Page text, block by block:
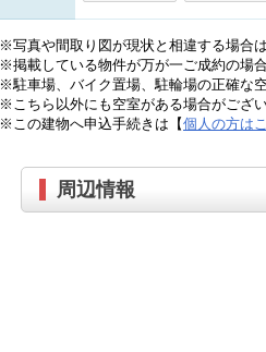
※写真や間取り図が現状と相違する場合
※掲載している物件が万が一ご成約の場
※駐車場、バイク置場、駐輪場の正確な
※こちら以外にも空室がある場合がござ
※この建物へ申込手続きは【個人の方は
周辺情報